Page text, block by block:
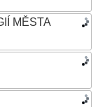
MĚSTA